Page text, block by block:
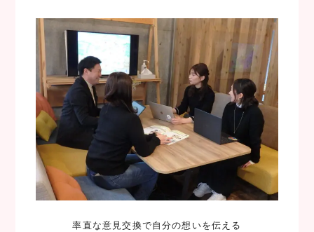
率直な意見交換で自分の想いを伝える